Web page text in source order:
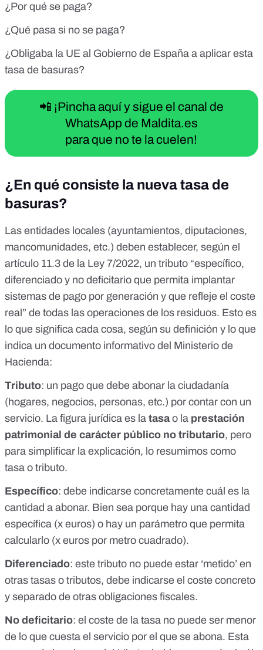
¿Por qué se paga?
¿Qué pasa si no se paga?
¿Obligaba la UE al Gobierno de España a aplicar esta
tasa de basuras?
📲 ¡Pincha aquí y sigue el canal de
WhatsApp de Maldita.es
para que no te la cuelen!
¿En qué consiste la nueva tasa de
basuras?
Las entidades locales (ayuntamientos, diputaciones,
mancomunidades, etc.) deben establecer, según el
artículo 11.3 de la Ley 7/2022, un tributo “específico,
diferenciado y no deficitario que permita implantar
sistemas de pago por generación y que refleje el coste
real” de todas las operaciones de los residuos. Esto es
lo que significa cada cosa, según su definición y lo que
indica un documento informativo del Ministerio de
Hacienda:
Tributo: un pago que debe abonar la ciudadanía
(hogares, negocios, personas, etc.) por contar con un
servicio. La figura jurídica es la tasao la prestación
patrimonial de carácter público no tributario, pero
para simplificar la explicación, lo resumimos como
tasa o tributo.
Específico: debe indicarse concretamente cuál es la
cantidad a abonar. Bien sea porque hay una cantidad
específica (x euros) o hay un parámetro que permita
calcularlo (x euros por metro cuadrado).
Diferenciado: este tributo no puede estar ‘metido’ en
otras tasas o tributos, debe indicarse el coste concreto
y separado de otras obligaciones fiscales.
No deficitario: el coste de la tasa no puede ser menor
de lo que cuesta el servicio por el que se abona. Esta